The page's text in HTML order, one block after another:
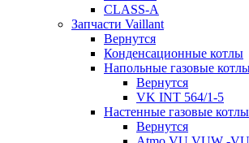
CLASS-A
Запчасти Vaillant
Вернутся
Конденсационные котлы
Напольные газовые
Вернутся
VK INT 564/1-5
Настенные газовые котлы
Вернутся